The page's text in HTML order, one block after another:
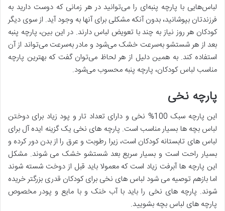
لباس‌هایی با پارچه پنبه‌ای را می‌توانید در هر زمانی که دوست دارید به
فرزندتان بپوشانید، بدون آنکه مشکلی برای آنها به وجود آید. از سوی دیگر
کودکان هر روز نیاز به چند با تعویض لباس دارند. در این بین، پارچه پنبه
بعد از هر شستشو به‌سرعت خشک می‌شود و مادر به‌سرعت می‌تواند از آن
استفاده کند. به همین دلیل از هر لحاظ می‌توان گفت که بهترین پارچه
مناسب لباس کودکان، پارچه پنبه محسوب می‌شود.
پارچه نخی
این پارچه سبک 100% نخی و دارای تعداد تار و پود زیاد برای دوختن
لباس بچه ها بسیار مناسب است. پارچه های نخی یک گزینه ایده آل برای
لباس های تابستانه کودکان است، زیرا رطوبت و عرق را از بدن دور کرده و
بسیار راحت است و بسیار سریع بعد شستشو خشک می شوند. مشکل
این پارچه ها آبرفت زیاد است که معمولا باید قبل از دوخت شسته شوند
اما بازهم توصیه می شود لباس های نخی برای کودکان قدری بزرگتر خریده
شوند. پارچه های نخی را باید با آب خنک و با مایع و پودر مخصوص
پارچه های لباس بچه بشویید.